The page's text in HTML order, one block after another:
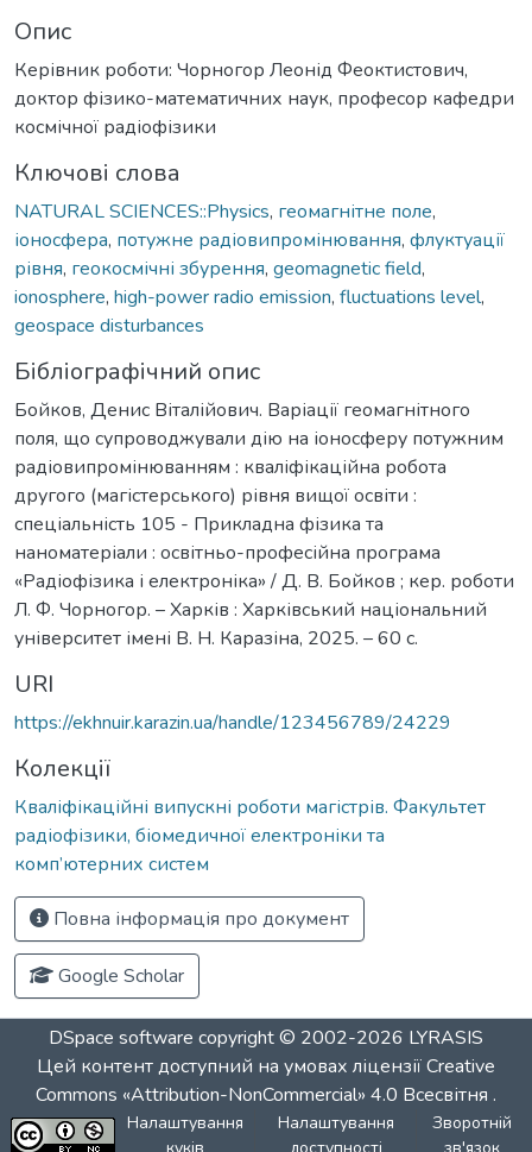
Опис
Керівник роботи: Чорногор Леонід Феоктистович,
доктор фізико-математичних наук, професор кафедри
космічної радіофізики
Ключові слова
NATURAL SCIENCES::Physics, геомагнітне поле,
іоносфера, потужне радіовипромінювання, флуктуації
рівня, геокосмічні збурення, geomagnetic field,
ionosphere, high-power radio emission, fluctuations level,
geospace disturbances
Бібліографічний опис
Бойков, Денис Віталійович. Варіації геомагнітного
поля, що супроводжували дію на іоносферу потужним
радіовипромінюванням : кваліфікаційна робота
другого (магістерського) рівня вищої освіти :
спеціальність 105 - Прикладна фізика та
наноматеріали : освітньо-професійна програма
«Радіофізика і електроніка» / Д. В. Бойков ; кер. роботи
Л. Ф. Чорногор. – Харків : Харківський національний
університет імені В. Н. Каразіна, 2025. – 60 с.
URI
https://ekhnuir.karazin.ua/handle/123456789/24229
Колекції
Кваліфікаційні випускні роботи магістрів. Факультет
радіофізики, біомедичної електроніки та
комп’ютерних систем
Повна інформація про документ
Google Scholar
DSpace software copyright © 2002-2026 LYRASIS
Цей контент доступний на умовах ліцензіїCreative
Commons «Attribution-NonCommercial» 4.0 Всесвітня .
Налаштування
Налаштування
Зворотній